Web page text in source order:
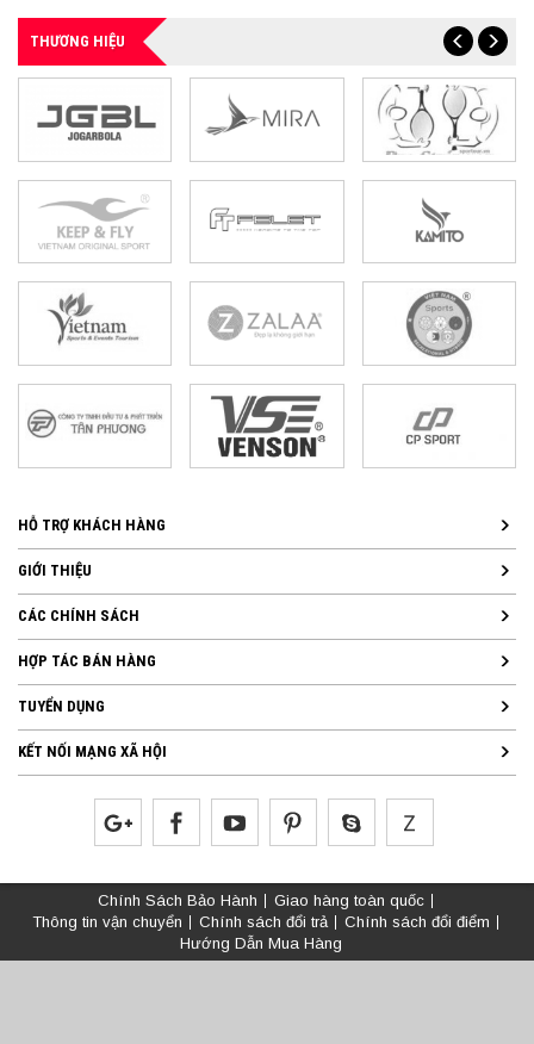
THƯƠNG HIỆU
HỖ TRỢ KHÁCH HÀNG
GIỚI THIỆU
CÁC CHÍNH SÁCH
HỢP TÁC BÁN HÀNG
TUYỂN DỤNG
KẾT NỐI MẠNG XÃ HỘI
Chính Sách Bảo Hành
Giao hàng toàn quốc
Thông tin vận chuyển
Chính sách đổi trả
Chính sách đổi điểm
Hướng Dẫn Mua Hàng